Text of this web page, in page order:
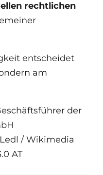
rechtlichen
entscheidet
am
der
/ Wikimedia
AT